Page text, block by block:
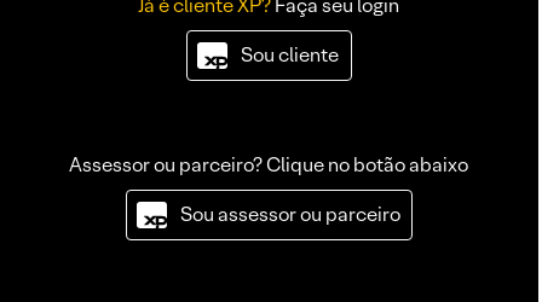
Já é cliente XP? Faça seu login
Sou cliente
Assessor ou parceiro? Clique no botão abaixo
Sou assessor ou parceiro